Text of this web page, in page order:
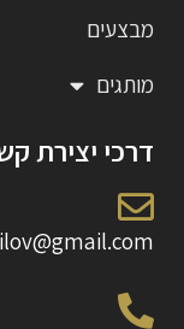
מבצעים
מותגים
דרכי יצירת